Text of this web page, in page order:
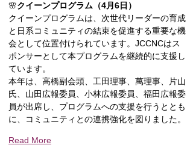
🌸クイーンプログラム（4月6日）
クイーンプログラムは、次世代リーダーの育成
と日系コミュニティの結束を促進する重要な機
会として位置付けられています。JCCNCはス
ポンサーとして本プログラムを継続的に支援し
ています。
本年は、高橋副会頭、工田理事、萬理事、片山
氏、山田広報委員、小林広報委員、福田広報委
員が出席し、プログラムへの支援を行うととも
に、コミュニティとの連携強化を図りました。
Read More